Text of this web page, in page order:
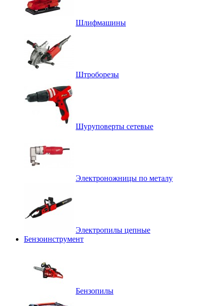
Шлифмашины
Штроборезы
Шуруповерты сетевые
Электроножницы по металу
Электропилы цепные
Бензоинструмент
Бензопилы